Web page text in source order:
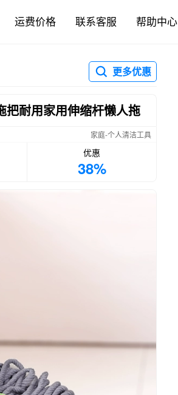
运费价格 联系客服 帮助中心
更多优惠
把耐用家用伸缩杆懒人拖
家庭-个人清洁工具
优惠
38%